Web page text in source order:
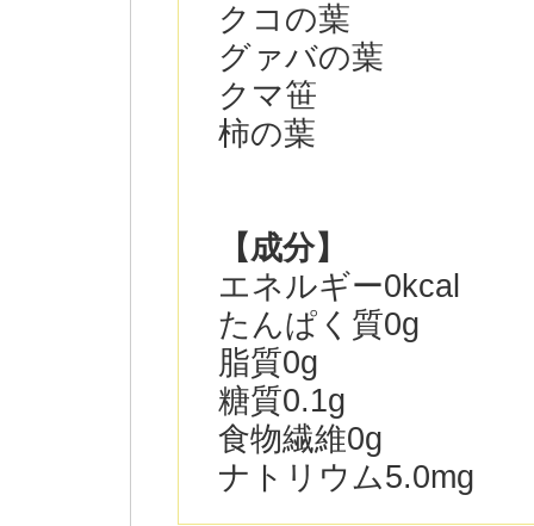
クコの葉
グァバの葉
クマ笹
柿の葉
【成分】
エネルギー0kcal
たんぱく質0g
脂質0g
糖質0.1g
食物繊維0g
ナトリウム5.0mg